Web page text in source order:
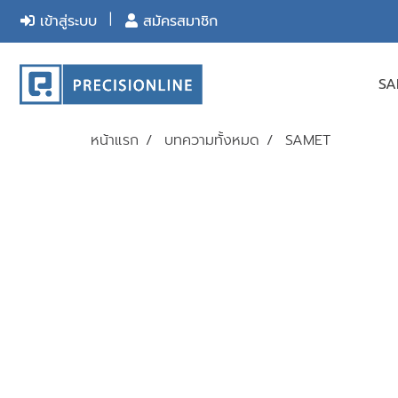
เข้าสู่ระบบ สมัครสมาชิก
หน้าแรก บทความทั้งหมด SAMET